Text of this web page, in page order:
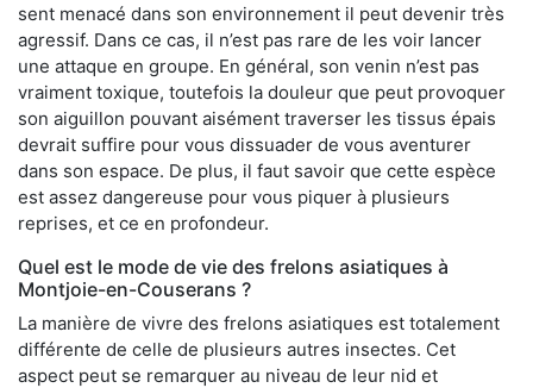
sent menacé dans son environnement il peut devenir très
agressif. Dans ce cas, il n’est pas rare de les voir lancer
une attaque en groupe. En général, son venin n’est pas
vraiment toxique, toutefois la douleur que peut provoquer
son aiguillon pouvant aisément traverser les tissus épais
devrait suffire pour vous dissuader de vous aventurer
dans son espace. De plus, il faut savoir que cette espèce
est assez dangereuse pour vous piquer à plusieurs
reprises, et ce en profondeur.
Quel est le mode de vie des frelons asiatiques à
Montjoie-en-Couserans ?
La manière de vivre des frelons asiatiques est totalement
différente de celle de plusieurs autres insectes. Cet
aspect peut se remarquer au niveau de leur nid et